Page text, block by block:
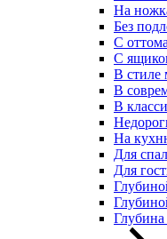
На
Без
С
С
В стиле
В
В
На
Для
Для